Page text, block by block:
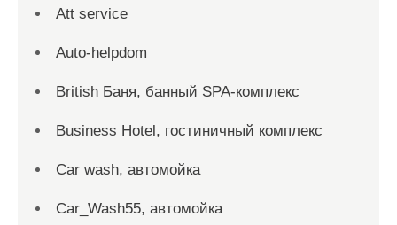
Att service
Auto-helpdom
British Баня, банный SPA-комплекс
Business Hotel, гостиничный комплекс
Car wash, автомойка
Car_Wash55, автомойка